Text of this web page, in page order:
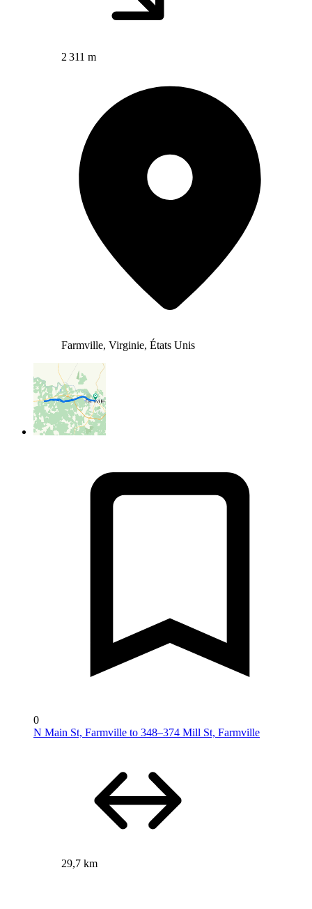
2 311 m
Farmville, Virginie, États Unis
0
N Main St, Farmville to 348–374 Mill St, Farmville
29,7 km